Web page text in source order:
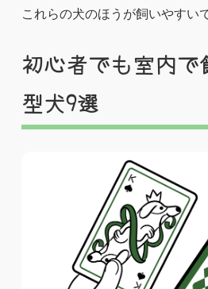
これらの犬のほうが飼いやすい
初心者でも室内
型犬9選